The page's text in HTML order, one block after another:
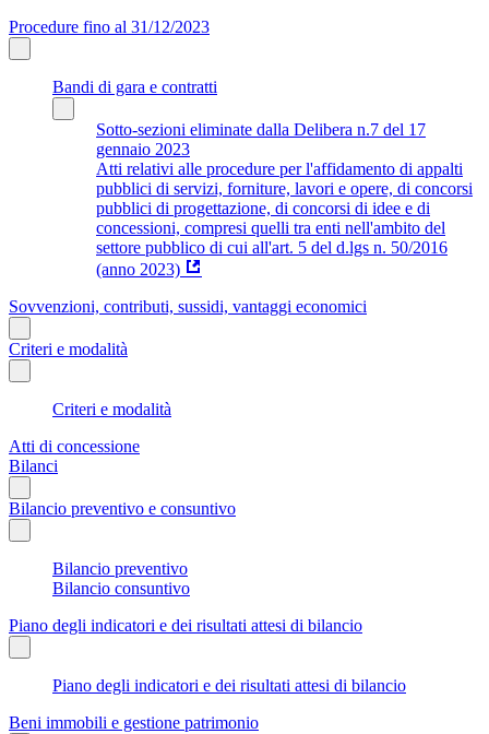
Procedure fino al 31/12/2023
Bandi di gara e contratti
Sotto-sezioni eliminate dalla Delibera n.7 del 17
gennaio 2023
Atti relativi alle procedure per l'affidamento di appalti
pubblici di servizi, forniture, lavori e opere, di concorsi
pubblici di progettazione, di concorsi di idee e di
concessioni, compresi quelli tra enti nell'ambito del
settore pubblico di cui all'art. 5 del d.lgs n. 50/2016
(anno 2023)
Sovvenzioni, contributi, sussidi, vantaggi economici
Criteri e modalità
Criteri e modalità
Atti di concessione
Bilanci
Bilancio preventivo e consuntivo
Bilancio preventivo
Bilancio consuntivo
Piano degli indicatori e dei risultati attesi di bilancio
Piano degli indicatori e dei risultati attesi di bilancio
Beni immobili e gestione patrimonio